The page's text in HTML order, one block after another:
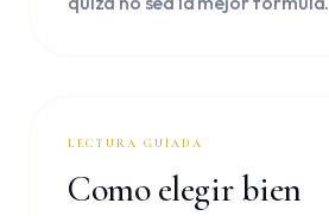
LECTURA GUIADA
Como elegir bien